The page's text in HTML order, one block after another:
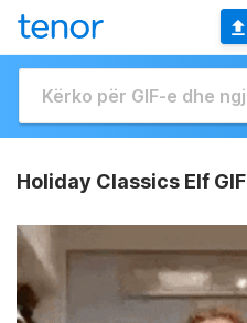
Holiday Classics Elf GIF